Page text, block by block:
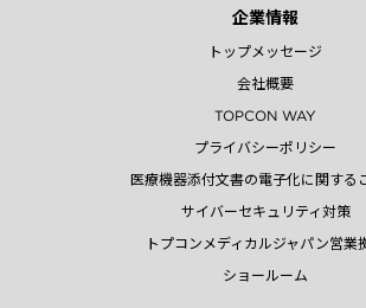
企業情報
トップメッセージ
会社概要
TOPCON WAY
プライバシーポリシー
医療機器添付文書の電子化に関する
サイバーセキュリティ対策
トプコンメディカルジャパン営業
ショールーム